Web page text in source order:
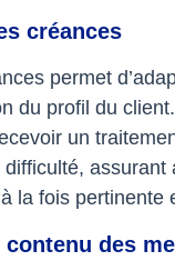
créances
permet
du profil du
un
assurant
la fois pertinente
des